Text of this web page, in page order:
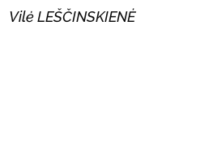
Vilė LEŠČINSKIENĖ